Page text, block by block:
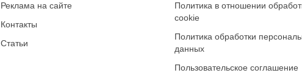
Реклама на сайте
Контакты
Статьи
Политика в отношении
cookie
Политика обработки
данных
Пользовательское соглашение